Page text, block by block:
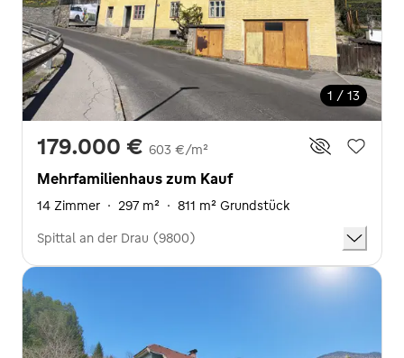
1 / 13
179.000 € 603 €/m²
Mehrfamilienhaus zum Kauf
14 Zimmer · 297 m² · 811 m² Grundstück
Spittal an der Drau (9800)